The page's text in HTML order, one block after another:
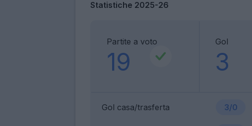
Statistiche 2025-26
Partite a voto
19
Gol
3
Gol casa/trasferta 3/0